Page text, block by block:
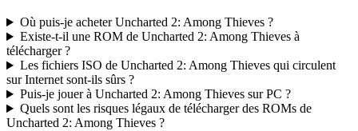
Où puis-je acheter Uncharted 2: Among Thieves ?
Existe-t-il une ROM de Uncharted 2: Among Thieves à
télécharger ?
Les fichiers ISO de Uncharted 2: Among Thieves qui circulent
sur Internet sont-ils sûrs ?
Puis-je jouer à Uncharted 2: Among Thieves sur PC ?
Quels sont les risques légaux de télécharger des ROMs de
Uncharted 2: Among Thieves ?